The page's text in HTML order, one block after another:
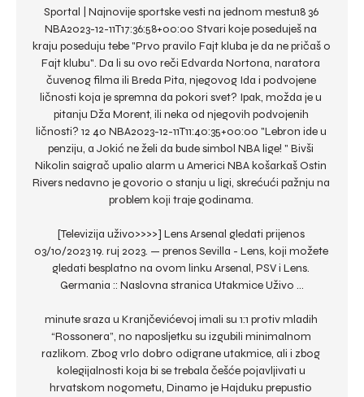
Sportal | Najnovije sportske vesti na jednom mestu18 36
NBA2023-12-11T17:36:58+00:00 Stvari koje poseduješ na
kraju poseduju tebe "Prvo pravilo Fajt kluba je da ne pričaš o
Fajt klubu". Da li su ovo reči Edvarda Nortona, naratora
čuvenog filma ili Breda Pita, njegovog Ida i podvojene
ličnosti koja je spremna da pokori svet? Ipak, možda je u
pitanju Dža Morent, ili neka od njegovih podvojenih
ličnosti? 12 40 NBA2023-12-11T11:40:35+00:00 "Lebron ide u
penziju, a Jokić ne želi da bude simbol NBA lige! " Bivši
Nikolin saigrač upalio alarm u Americi NBA košarkaš Ostin
Rivers nedavno je govorio o stanju u ligi, skrećući pažnju na
problem koji traje godinama.
[Televizija uživo>>>>] Lens Arsenal gledati prijenos
03/10/2023 19. ruj 2023. — prenos Sevilla - Lens, koji možete
gledati besplatno na ovom linku Arsenal, PSV i Lens.
Germania :: Naslovna stranica Utakmice Uživo ...
minute sraza u Kranjčevićevoj imali su 1:1 protiv mladih
“Rossonera”, no naposljetku su izgubili minimalnom
razlikom. Zbog vrlo dobro odigrane utakmice, ali i zbog
kolegijalnosti koja bi se trebala češće pojavljivati u
hrvatskom nogometu, Dinamo je Hajduku prepustio